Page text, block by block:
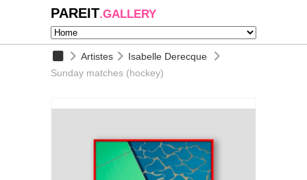
PAREIT.GALLERY
Artistes
Isabelle Derecque
Sunday matches (hockey)